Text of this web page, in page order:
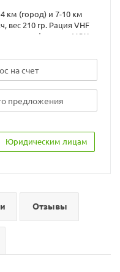
км (город) и 7-10 км
вес 210 гр. Рация VHF
функции VOX
344 VHF с доставкой
на счет
предложения
Юридическим лицам
Отзывы